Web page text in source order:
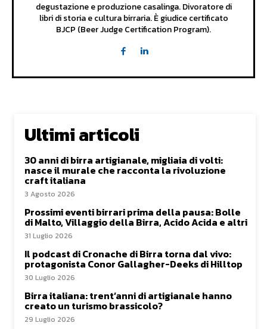
degustazione e produzione casalinga. Divoratore di
libri di storia e cultura birraria. È giudice certificato
BJCP (Beer Judge Certification Program).
Ultimi articoli
30 anni di birra artigianale, migliaia di volti:
nasce il murale che racconta la rivoluzione
craft italiana
3 Agosto 2026
Prossimi eventi birrari prima della pausa: Bolle
di Malto, Villaggio della Birra, Acido Acida e altri
31 Luglio 2026
Il podcast di Cronache di Birra torna dal vivo:
protagonista Conor Gallagher-Deeks di Hilltop
30 Luglio 2026
Birra italiana: trent’anni di artigianale hanno
creato un turismo brassicolo?
29 Luglio 2026